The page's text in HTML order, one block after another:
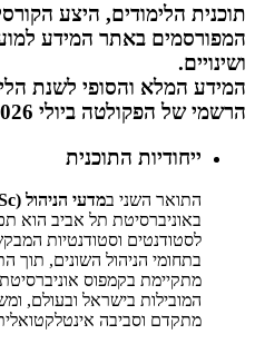
תוכנית הלימודים, היצע
המפורסמים באתר המידע
ושינויים.
המידע המלא והסופי לשנת
הרשמי של הפקולטה ביולי 2026.
ייחודיות התוכנית
התואר השני במדעי הניהול (MSc)
באוניברסיטת תל אביב הוא
לסטודנטים וסטודנטיות
בתחומי הניהול השונים, תוך
מתקיימת בקמפוס
המובילות בישראל ובעולם,
מתקדם וסביבה